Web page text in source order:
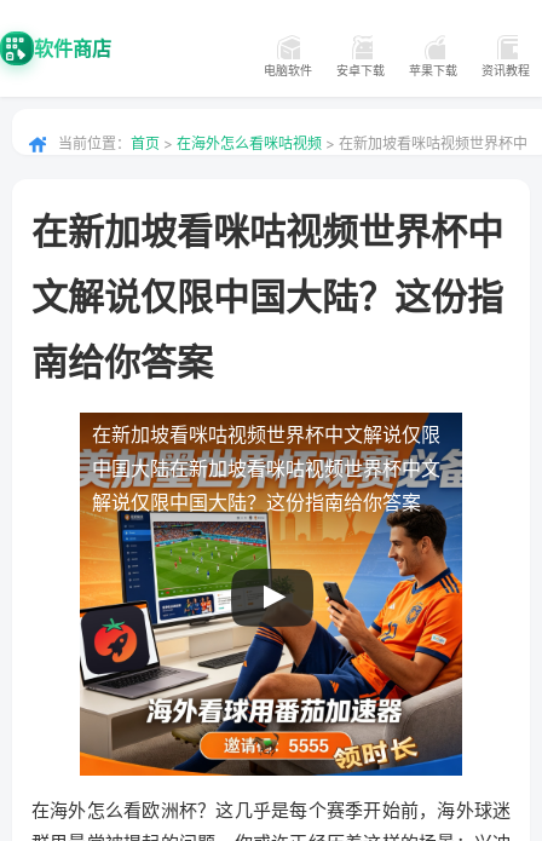
软件商店
电脑软件 安卓下载 苹果下载 资讯教程
当前位置： 首页 > 在海外怎么看咪咕视频 > 在新加坡看咪咕视频世界杯中
在新加坡看咪咕视频世界杯中
文解说仅限中国大陆？这份指
南给你答案
在新加坡看咪咕视频世界杯中文解说仅限
中国大陆在新加坡看咪咕视频世界杯中文
解说仅限中国大陆？这份指南给你答案
在海外怎么看欧洲杯？这几乎是每个赛季开始前，海外球迷